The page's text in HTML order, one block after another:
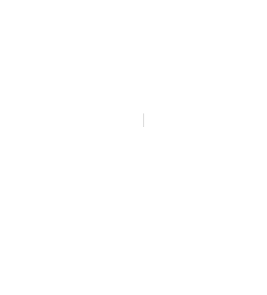
tag has a collar or harness to